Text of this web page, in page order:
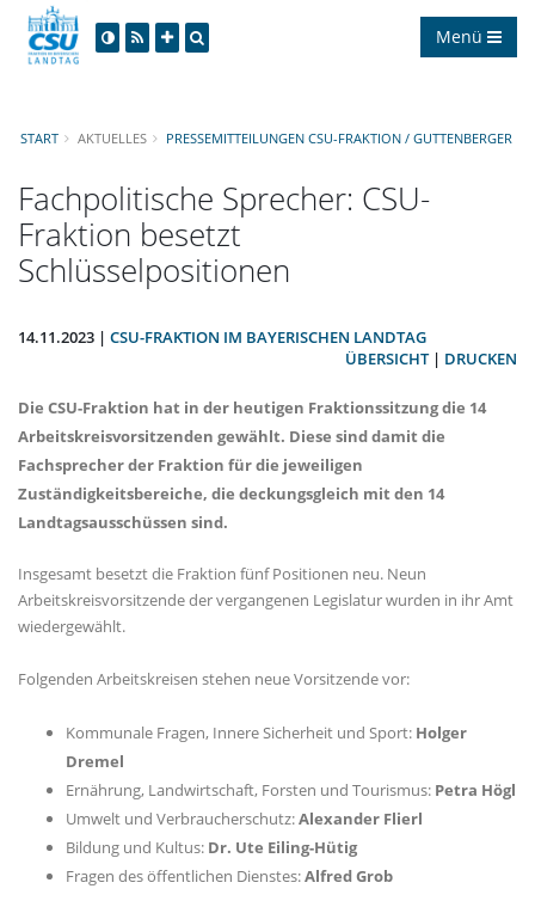
Menü
START AKTUELLES PRESSEMITTEILUNGEN CSU-FRAKTION / GUTTENBERGER
Fachpolitische Sprecher: CSU-
Fraktion besetzt
Schlüsselpositionen
14.11.2023 | CSU-FRAKTION IM BAYERISCHEN LANDTAG
ÜBERSICHT| DRUCKEN
Die CSU-Fraktion hat in der heutigen Fraktionssitzung die 14
Arbeitskreisvorsitzenden gewählt. Diese sind damit die
Fachsprecher der Fraktion für die jeweiligen
Zuständigkeitsbereiche, die deckungsgleich mit den 14
Landtagsausschüssen sind.
Insgesamt besetzt die Fraktion fünf Positionen neu. Neun
Arbeitskreisvorsitzende der vergangenen Legislatur wurden in ihr Amt
wiedergewählt.
Folgenden Arbeitskreisen stehen neue Vorsitzende vor:
Kommunale Fragen, Innere Sicherheit und Sport: Holger
Dremel
Ernährung, Landwirtschaft, Forsten und Tourismus: Petra Högl
Umwelt und Verbraucherschutz:Alexander Flierl
Bildung und Kultus: Dr. Ute Eiling-Hütig
Fragen des öffentlichen Dienstes:Alfred Grob